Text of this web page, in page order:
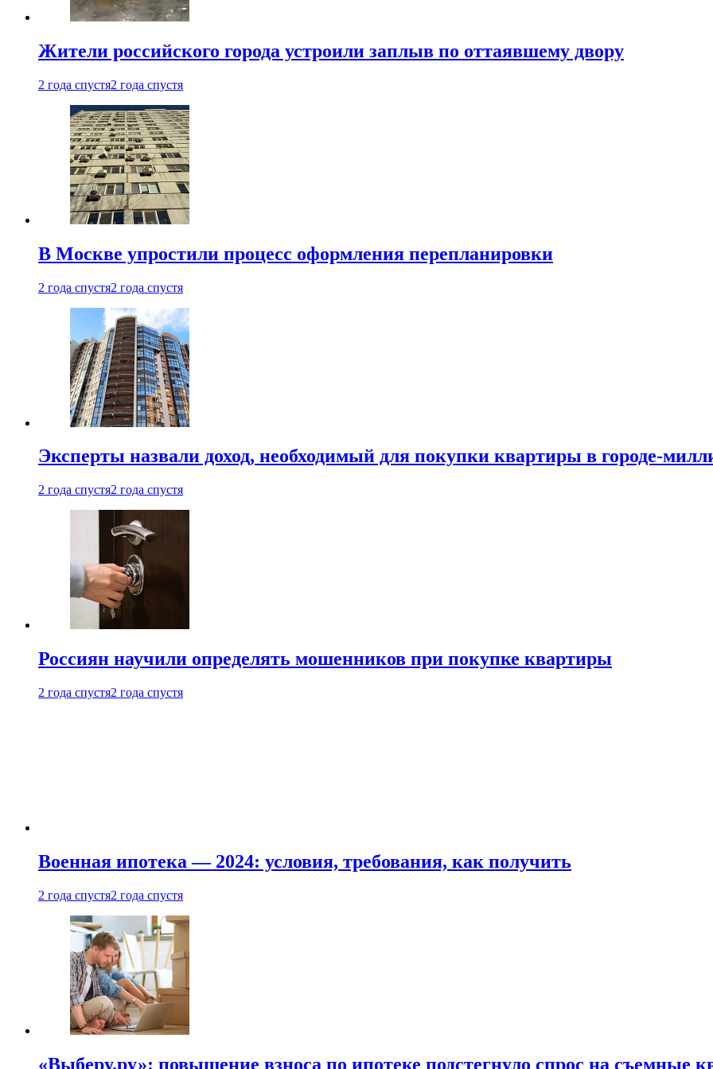
Жители российского города устроили заплыв по оттаявшему двору
2 года спустя2 года спустя
В Москве упростили процесс оформления перепланировки
2 года спустя2 года спустя
Эксперты назвали доход, необходимый для покупки квартиры в городе-
2 года спустя2 года спустя
Россиян научили определять мошенников при покупке квартиры
2 года спустя2 года спустя
Военная ипотека — 2024: условия, требования, как получить
2 года спустя2 года спустя
«Выберу.ру»: повышение взноса по ипотеке подстегнуло спрос на съемные